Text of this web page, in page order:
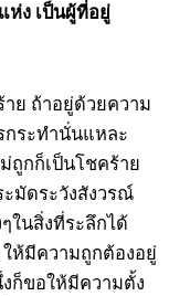
ห่ง เป็นผู้ที่อยู่
ย ถ้าอยู่ด้วยความ
กระทำนั่นแหละ
ถูกก็เป็นโชคร้าย
มัดระวังสังวรณ์
ในสิ่งที่ระลึกได้
ห้มีความถูกต้องอยู่
ก็ขอให้มีความตั้ง